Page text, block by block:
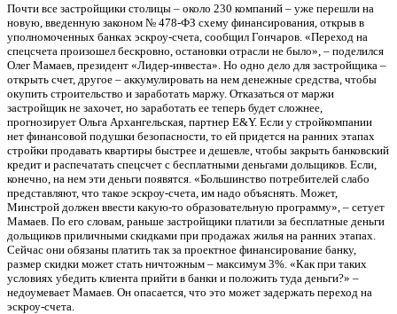
Почти все застройщики столицы – около 230 компаний – уже перешли на
новую, введенную законом № 478-ФЗ схему финансирования, открыв в
уполномоченных банках эскроу-счета, сообщил Гончаров. «Переход на
спецсчета произошел бескровно, остановки отрасли не было», – поделился
Олег Мамаев, президент «Лидер-инвеста». Но одно дело для застройщика –
открыть счет, другое – аккумулировать на нем денежные средства, чтобы
окупить строительство и заработать маржу. Отказаться от маржи
застройщик не захочет, но заработать ее теперь будет сложнее,
прогнозирует Ольга Архангельская, партнер E&Y. Если у стройкомпании
нет финансовой подушки безопасности, то ей придется на ранних этапах
стройки продавать квартиры быстрее и дешевле, чтобы закрыть банковский
кредит и распечатать спецсчет с бесплатными деньгами дольщиков. Если,
конечно, на нем эти деньги появятся. «Большинство потребителей слабо
представляют, что такое эскроу-счета, им надо объяснять. Может,
Минстрой должен ввести какую-то образовательную программу», – сетует
Мамаев. По его словам, раньше застройщики платили за бесплатные деньги
дольщиков приличными скидками при продажах жилья на ранних этапах.
Сейчас они обязаны платить так за проектное финансирование банку,
размер скидки может стать ничтожным – максимум 3%. «Как при таких
условиях убедить клиента прийти в банки и положить туда деньги?» –
недоумевает Мамаев. Он опасается, что это может задержать переход на
эскроу-счета.